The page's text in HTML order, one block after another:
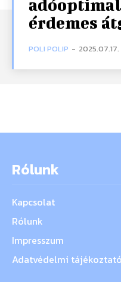
érdemes
POLI POLIP - 2025.07.17.
Rólunk
Kapcsolat
Rólunk
Impresszum
Adatvédelmi tájékoztató